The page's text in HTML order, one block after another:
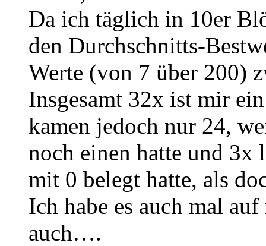
Da ich täglich in 10er
den Durchschnitts-
Werte (von 7 über 200)
Insgesamt 32x ist mir
kamen jedoch nur 24,
noch einen hatte und 3x
mit 0 belegt hatte, als
Ich habe es auch mal
auch….